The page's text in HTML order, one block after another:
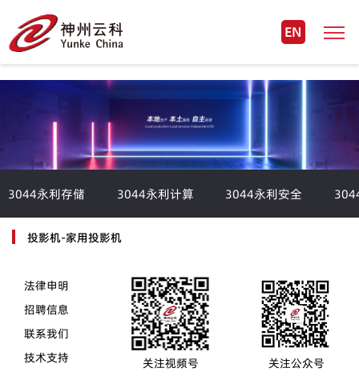
EN
3044永利存储 3044永利计算 3044永利安全
投影机-家用投影机
法律申明
招聘信息
联系我们
技术支持
关注视频号
关注公众号